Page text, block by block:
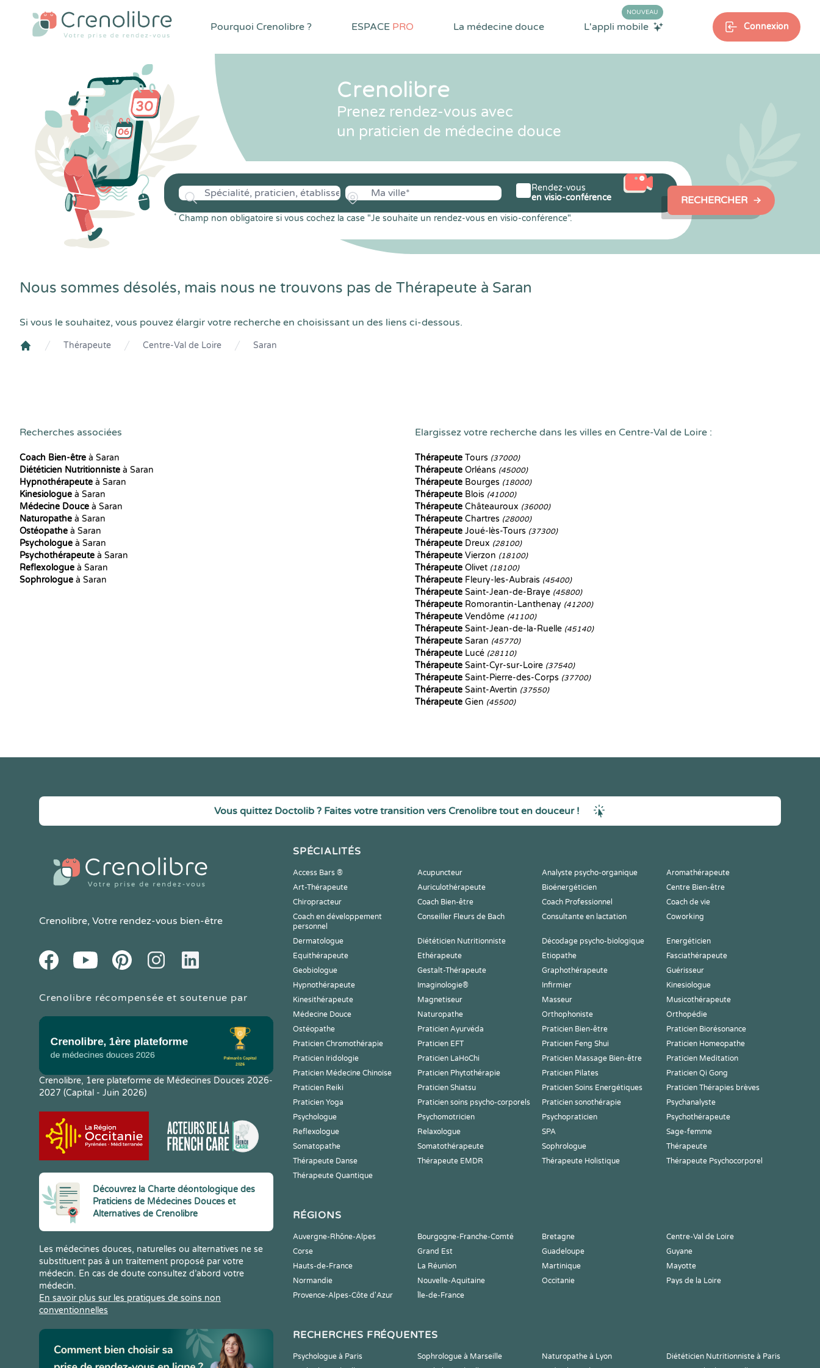
Pourquoi Crenolibre ? ESPACE PRO La médecine douce L'appli mobile
NOUVEAU
Connexion
Crenolibre
Prenez rendez-vous avec
un praticien de médecine douce
* Champ non obligatoire si vous cochez la case "Je souhaite un rendez-vous en visio-conférence".
Rendez-vous
en visio-conférence
RECHERCHER
Nous sommes désolés, mais nous ne trouvons pas de Thérapeute à Saran
Si vous le souhaitez, vous pouvez élargir votre recherche en choisissant un des liens ci-dessous.
Thérapeute Centre-Val de Loire Saran
Recherches associées
Coach Bien-être à Saran
Diététicien Nutritionniste à Saran
Hypnothérapeute à Saran
Kinesiologue à Saran
Médecine Douce à Saran
Naturopathe à Saran
Ostéopathe à Saran
Psychologue à Saran
Psychothérapeute à Saran
Reflexologue à Saran
Sophrologue à Saran
Elargissez votre recherche dans les villes en Centre-Val de Loire :
Thérapeute Tours (37000)
Thérapeute Orléans (45000)
Thérapeute Bourges (18000)
Thérapeute Blois (41000)
Thérapeute Châteauroux (36000)
Thérapeute Chartres (28000)
Thérapeute Joué-lès-Tours (37300)
Thérapeute Dreux (28100)
Thérapeute Vierzon (18100)
Thérapeute Olivet (18100)
Thérapeute Fleury-les-Aubrais (45400)
Thérapeute Saint-Jean-de-Braye (45800)
Thérapeute Romorantin-Lanthenay (41200)
Thérapeute Vendôme (41100)
Thérapeute Saint-Jean-de-la-Ruelle (45140)
Thérapeute Saran (45770)
Thérapeute Lucé (28110)
Thérapeute Saint-Cyr-sur-Loire (37540)
Thérapeute Saint-Pierre-des-Corps (37700)
Thérapeute Saint-Avertin (37550)
Thérapeute Gien (45500)
Vous quittez Doctolib ? Faites votre transition vers Crenolibre tout en douceur !
Crenolibre, Votre rendez-vous bien-être
FacebookYoutube PinteresetInstagramLinkedIn
Crenolibre récompensée et soutenue par
Crenolibre, 1ere plateforme de Médecines Douces 2026-
2027 (Capital - Juin 2026)
Découvrez la Charte déontologique des
Praticiens de Médecines Douces et
Alternatives de Crenolibre
Les médecines douces, naturelles ou alternatives ne se
substituent pas à un traitement proposé par votre
médecin. En cas de doute consultez d’abord votre
médecin.
En savoir plus sur les pratiques de soins non
conventionnelles
SPÉCIALITÉS
Access Bars ® Acupuncteur Analyste psycho-organique
Aromathérapeute
Art-Thérapeute
Auriculothérapeute Bioénergéticien
Centre Bien-être
Chiropracteur
Coach Bien-être Coach Professionnel
Coach de vie
Coach en développement
personnel
Conseiller Fleurs de Bach Consultante en lactation Coworking
Dermatologue Diététicien Nutritionniste Décodage psycho-biologique
Energéticien
Equithérapeute
Ethérapeute Etiopathe
Fasciathérapeute
Geobiologue
Gestalt-Thérapeute Graphothérapeute
Guérisseur
Hypnothérapeute
Imaginologie® Infirmier
Kinesiologue
Kinesithérapeute
Magnetiseur Masseur
Musicothérapeute
Médecine Douce
Naturopathe Orthophoniste
Orthopédie
Ostéopathe
Praticien Ayurvéda Praticien Bien-être
Praticien Biorésonance
Praticien Chromothérapie
Praticien EFT Praticien Feng Shui
Praticien Homeopathe
Praticien Iridologie
Praticien LaHoChi Praticien Massage Bien-être
Praticien Meditation
Praticien Médecine Chinoise
Praticien Phytothérapie Praticien Pilates
Praticien Qi Gong
Praticien Reiki
Praticien Shiatsu Praticien Soins Energétiques
Praticien Thérapies brèves
Praticien Yoga
Praticien soins psycho-corporels Praticien sonothérapie
Psychanalyste
Psychologue
Psychomotricien Psychopraticien
Psychothérapeute
Reflexologue
Relaxologue SPA
Sage-femme
Somatopathe
Somatothérapeute Sophrologue
Thérapeute
Thérapeute Danse
Thérapeute EMDR Thérapeute Holistique
Thérapeute Psychocorporel
Thérapeute Quantique
RÉGIONS
Auvergne-Rhône-Alpes Bourgogne-Franche-Comté Bretagne
Centre-Val de Loire
Corse
Grand Est Guadeloupe
Guyane
Hauts-de-France
La Réunion Martinique
Mayotte
Normandie
Nouvelle-Aquitaine Occitanie
Pays de la Loire
Provence-Alpes-Côte d'Azur
Île-de-France
RECHERCHES FRÉQUENTES
Psychologue à Paris Sophrologue à Marseille Naturopathe à Lyon
Diététicien Nutritionniste à Paris